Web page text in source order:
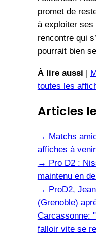
promet de
à exploiter
rencontre qui
pourrait bien
À lire aussi |
toutes les
Articles
→ Matchs
affiches à venir
→ Pro D2 :
maintenu en
→ ProD2,
(Grenoble)
Carcassonne:
falloir vite se